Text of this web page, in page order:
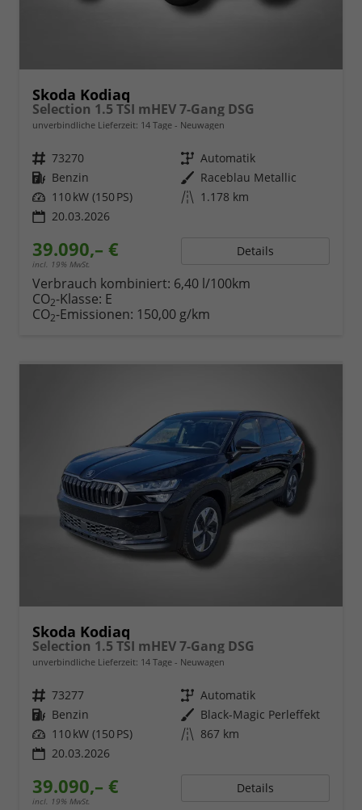
Skoda Kodiaq
Selection 1.5 TSI mHEV 7-Gang DSG
unverbindliche Lieferzeit: 14 Tage Neuwagen
Fahrzeugnr. 73270 Getriebe Automatik
Kraftstoff Benzin Außenfarbe Raceblau Metallic
Leistung 110 kW (150 PS) Kilometerstand 1.178 km
20.03.2026
39.090,– €
incl. 19% MwSt.
Details
Verbrauch kombiniert: 6,40 l/100km
CO2-Klasse: E
CO2-Emissionen: 150,00 g/km
Skoda Kodiaq
Selection 1.5 TSI mHEV 7-Gang DSG
unverbindliche Lieferzeit: 14 Tage Neuwagen
Fahrzeugnr. 73277 Getriebe Automatik
Kraftstoff Benzin Außenfarbe Black-Magic Perleffekt
Leistung 110 kW (150 PS) Kilometerstand 867 km
20.03.2026
39.090,– €
incl. 19% MwSt.
Details